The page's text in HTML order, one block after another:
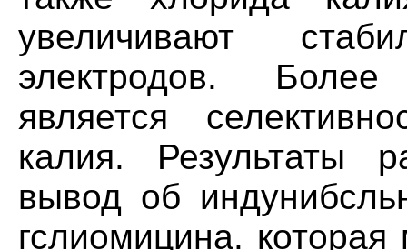
увеличивают
электродов.
является
калия. Результаты
вывод об
гслиомицина.